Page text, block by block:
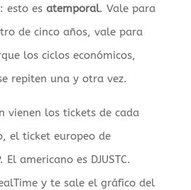
esto es atemporal. Vale para
de cinco años, vale para
los ciclos económicos,
repiten una y otra vez.
vienen los tickets de cada
el ticket europeo de
americano es DJUSTC.
y te sale el gráfico del